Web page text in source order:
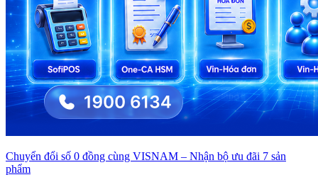
Chuyển đổi số 0 đồng cùng VISNAM – Nhận bộ ưu đãi 7 sản
phẩm